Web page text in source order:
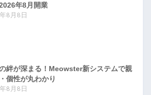
年8月開業
8月8日
絆が深まる！Meowster新システムで親
個性が丸わかり
8月8日